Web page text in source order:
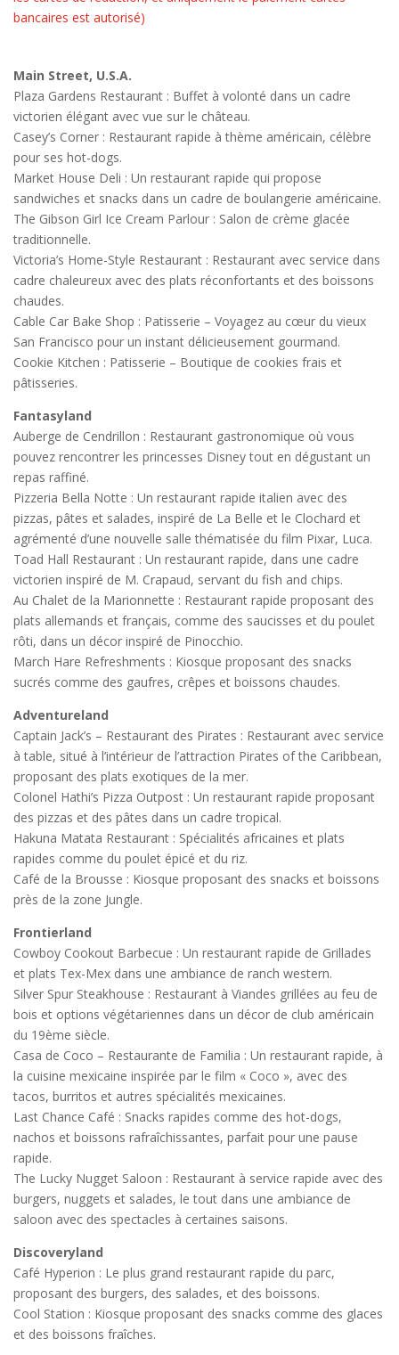
bancaires est autorisé)
Main Street, U.S.A.
Plaza Gardens Restaurant : Buffet à volonté dans un cadre
victorien élégant avec vue sur le château.
Casey’s Corner : Restaurant rapide à thème américain, célèbre
pour ses hot-dogs.
Market House Deli : Un restaurant rapide qui propose
sandwiches et snacks dans un cadre de boulangerie américaine.
The Gibson Girl Ice Cream Parlour : Salon de crème glacée
traditionnelle.
Victoria’s Home-Style Restaurant : Restaurant avec service dans
cadre chaleureux avec des plats réconfortants et des boissons
chaudes.
Cable Car Bake Shop : Patisserie – Voyagez au cœur du vieux
San Francisco pour un instant délicieusement gourmand.
Cookie Kitchen : Patisserie – Boutique de cookies frais et
pâtisseries.
Fantasyland
Auberge de Cendrillon : Restaurant gastronomique où vous
pouvez rencontrer les princesses Disney tout en dégustant un
repas raffiné.
Pizzeria Bella Notte : Un restaurant rapide italien avec des
pizzas, pâtes et salades, inspiré de La Belle et le Clochard et
agrémenté d’une nouvelle salle thématisée du film Pixar, Luca.
Toad Hall Restaurant : Un restaurant rapide, dans une cadre
victorien inspiré de M. Crapaud, servant du fish and chips.
Au Chalet de la Marionnette : Restaurant rapide proposant des
plats allemands et français, comme des saucisses et du poulet
rôti, dans un décor inspiré de Pinocchio.
March Hare Refreshments : Kiosque proposant des snacks
sucrés comme des gaufres, crêpes et boissons chaudes.
Adventureland
Captain Jack’s – Restaurant des Pirates : Restaurant avec service
à table, situé à l’intérieur de l’attraction Pirates of the Caribbean,
proposant des plats exotiques de la mer.
Colonel Hathi’s Pizza Outpost : Un restaurant rapide proposant
des pizzas et des pâtes dans un cadre tropical.
Hakuna Matata Restaurant : Spécialités africaines et plats
rapides comme du poulet épicé et du riz.
Café de la Brousse : Kiosque proposant des snacks et boissons
près de la zone Jungle.
Frontierland
Cowboy Cookout Barbecue : Un restaurant rapide de Grillades
et plats Tex-Mex dans une ambiance de ranch western.
Silver Spur Steakhouse : Restaurant à Viandes grillées au feu de
bois et options végétariennes dans un décor de club américain
du 19ème siècle.
Casa de Coco – Restaurante de Familia : Un restaurant rapide, à
la cuisine mexicaine inspirée par le film « Coco », avec des
tacos, burritos et autres spécialités mexicaines.
Last Chance Café : Snacks rapides comme des hot-dogs,
nachos et boissons rafraîchissantes, parfait pour une pause
rapide.
The Lucky Nugget Saloon : Restaurant à service rapide avec des
burgers, nuggets et salades, le tout dans une ambiance de
saloon avec des spectacles à certaines saisons.
Discoveryland
Café Hyperion : Le plus grand restaurant rapide du parc,
proposant des burgers, des salades, et des boissons.
Cool Station : Kiosque proposant des snacks comme des glaces
et des boissons fraîches.